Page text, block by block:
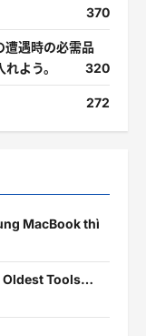
370
遇時の必需品
よう。
320
272
MacBook thì
Oldest Tools…